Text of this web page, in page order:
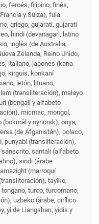
feroés, filipino, finés,
y Suiza), fula
griego, gujarati, gujarati
hindi (devanagari, latino
inglés (de Australia,
Zelanda, Reino Unido,
italiano, japonés (kana
kirguís, konkaní
letón, lituano,
(transliteración), malayo
(bengalí y alfabeto
micmac, mongol,
(bokmål y nynorsk), oriya,
(de Afganistán), polaco,
punyabí (transliteración),
sánscrito, santali (alfabeto
sindi (árabe
(marroquí
tayiko,
turco, turcomano,
uzbeko (árabe, cirílico
yi de Liangshan, yidis y